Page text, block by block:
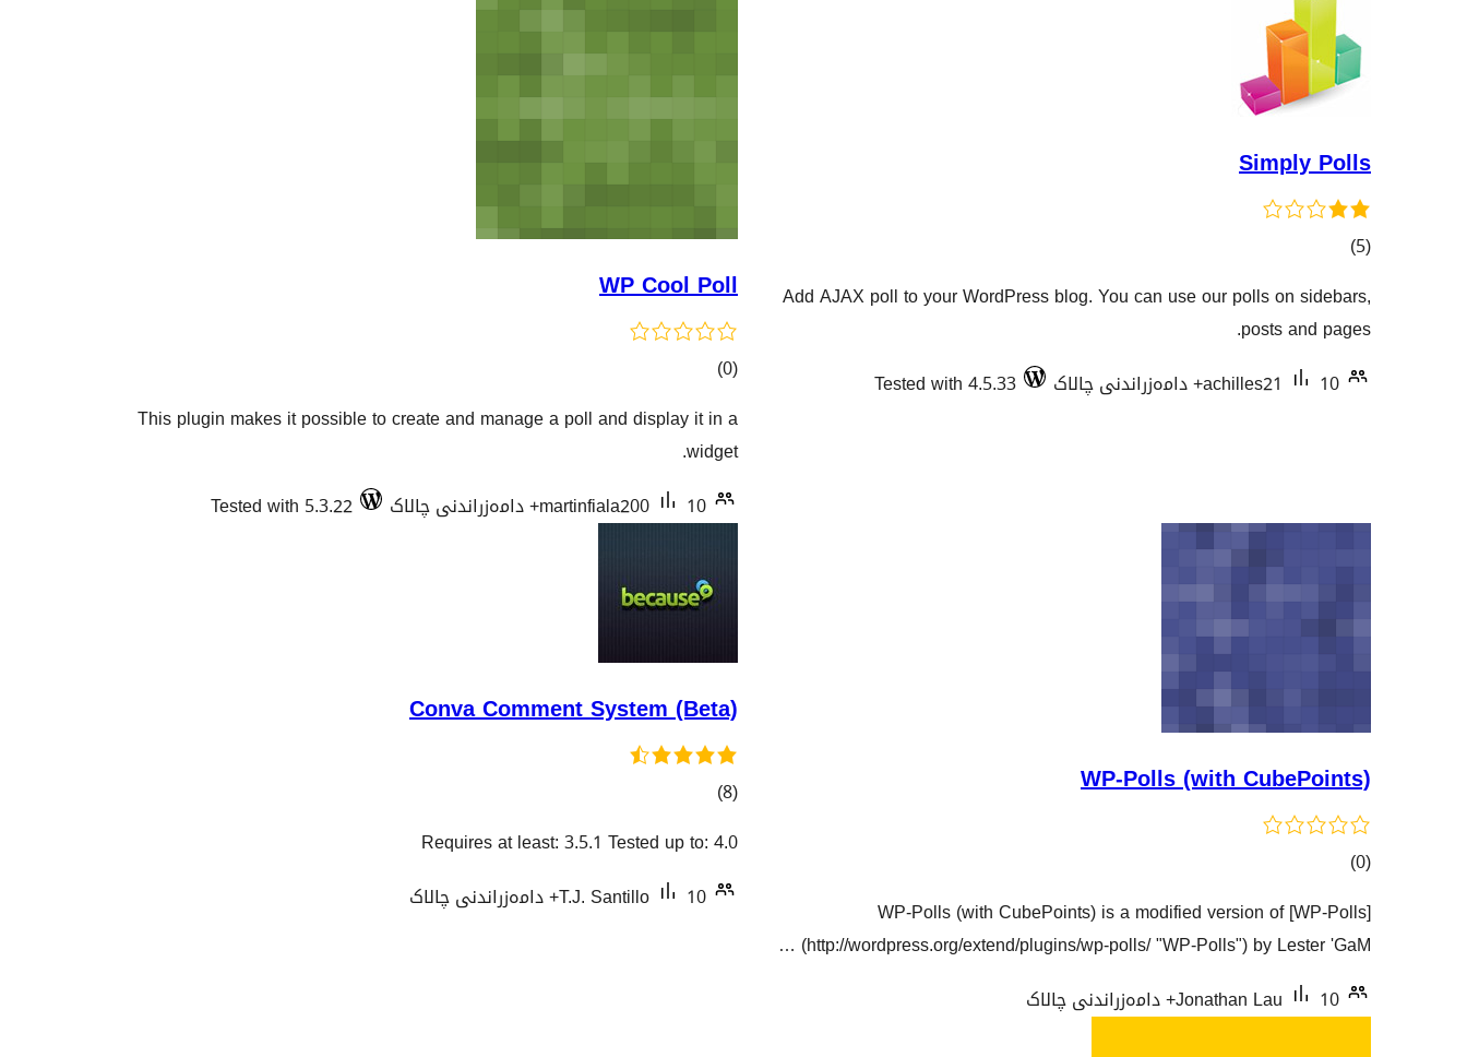
Simply Polls
(5 کۆی
هەڵسەنگاندنەکان
)
Add AJAX poll to your WordPress blog. You can use our polls on sidebars,
posts and pages.
achilles21
10+ دامەزراندنی چالاک Tested with 4.5.33
WP Cool Poll
(0 کۆی
هەڵسەنگاندنەکان
)
This plugin makes it possible to create and manage a poll and display it in a
widget.
martinfiala200
10+ دامەزراندنی چالاک Tested with 5.3.22
WP-Polls (with CubePoints)
(0 کۆی
هەڵسەنگاندنەکان
)
WP-Polls (with CubePoints) is a modified version of [WP-Polls]
(http://wordpress.org/extend/plugins/wp-polls/ "WP-Polls") by Lester 'GaM …
Jonathan Lau
10+ دامەزراندنی چالاک
Conva Comment System (Beta)
(8 کۆی
هەڵسەنگاندنەکان
)
Requires at least: 3.5.1 Tested up to: 4.0
T.J. Santillo
10+ دامەزراندنی چالاک